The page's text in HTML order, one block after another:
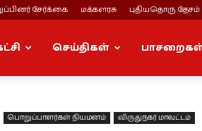
சேர்க்கை மக்களரசு புதியதொரு
செய்திகள்
பொறுப்பாளர்கள் நியமனம் விருதுநகர் மாவட்டம்